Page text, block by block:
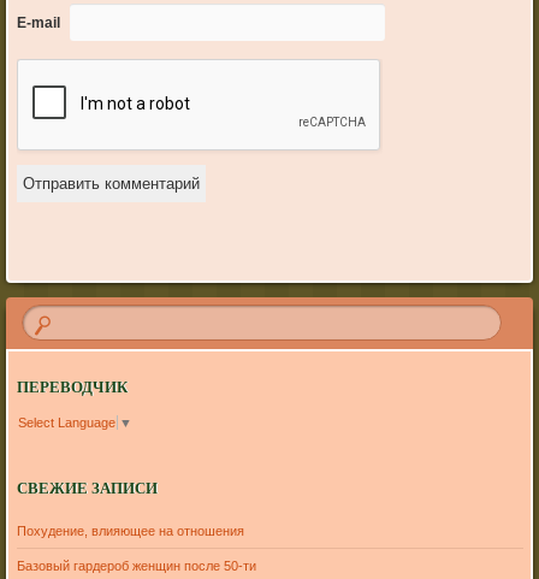
E-mail
ПЕРЕВОДЧИК
Select Language ▼
СВЕЖИЕ ЗАПИСИ
Похудение, влияющее на отношения
Базовый гардероб женщин после 50-ти